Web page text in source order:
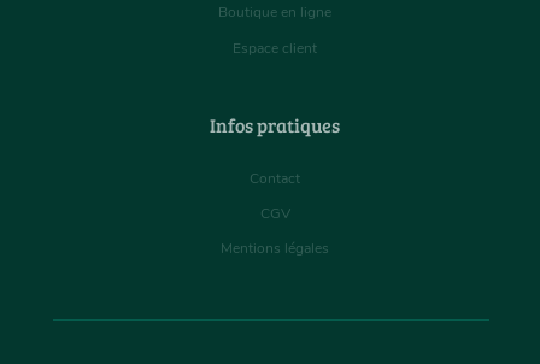
Boutique en ligne
Espace client
Infos pratiques
Contact
CGV
Mentions légales